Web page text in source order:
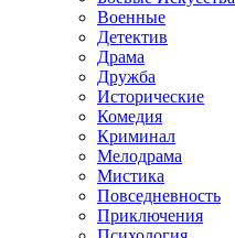
Военные
Детектив
Драма
Дружба
Исторические
Комедия
Криминал
Мелодрама
Мистика
Повседневность
Приключения